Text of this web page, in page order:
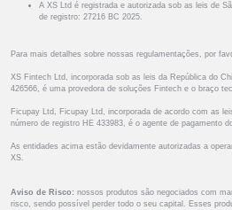
A XS Ltd é registrada e autorizada sob as leis de
de registro: 27216 BC 2025.
Para mais detalhes sobre nossas regulamentações, por
XS Fintech Ltd, incorporada sob as leis da República do
426566, é uma provedora de soluções Fintech e o braço
Ficupay Ltd, Ficupay Ltd, incorporada de acordo com as
número de registro HE 433983, é o agente de pagamento
As entidades acima estão devidamente autorizadas a
XS.
Aviso de Risco: nossos produtos são negociados com
risco, sendo possível perder todo o seu capital. Esses